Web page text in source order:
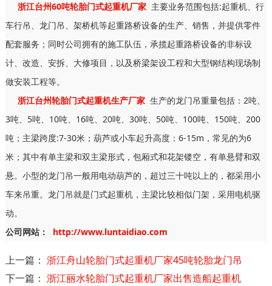
浙江台州60吨轮胎门式起重机厂家 主要业务范围包括:起重机、行
车行吊、龙门吊、架桥机等起重路桥设备的生产、销售，并提供零件
配套服务；同时公司拥有的施工队伍，承揽起重路桥设备的非标设
计、改造、安拆、大修项目，以及桥梁架设工程和大型钢结构现场制
做安装工程等。
浙江台州轮胎门式起重机生产厂家 生产的龙门吊重量包括：2吨、
3吨、5吨、10吨、16吨、20吨、30吨、50吨、100吨、150吨、200
吨；主梁跨度:7-30米；葫芦或小车起升高度：6-15m，常见的为6
米；其中有单主梁和双主梁形式，包厢式和花架镂空，有单悬臂和双
悬。小型的龙门吊一般用电动葫芦的，超过三十吨以上的，都采用小
车来吊重。龙门吊就是门式起重机，主梁比较相似门架，采用电机驱
动。
公司网站：
http://www.luntaidiao.com
上一篇： 浙江舟山轮胎门式起重机厂家45吨轮胎龙门吊
下一篇： 浙江丽水轮胎门式起重机厂家出售造船起重机